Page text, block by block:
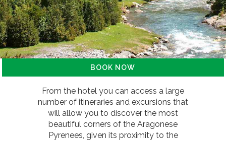
BOOK NOW
From the hotel you can access a large
number of itineraries and excursions that
will allow you to discover the most
beautiful corners of the Aragonese
Pyrenees, given its proximity to the